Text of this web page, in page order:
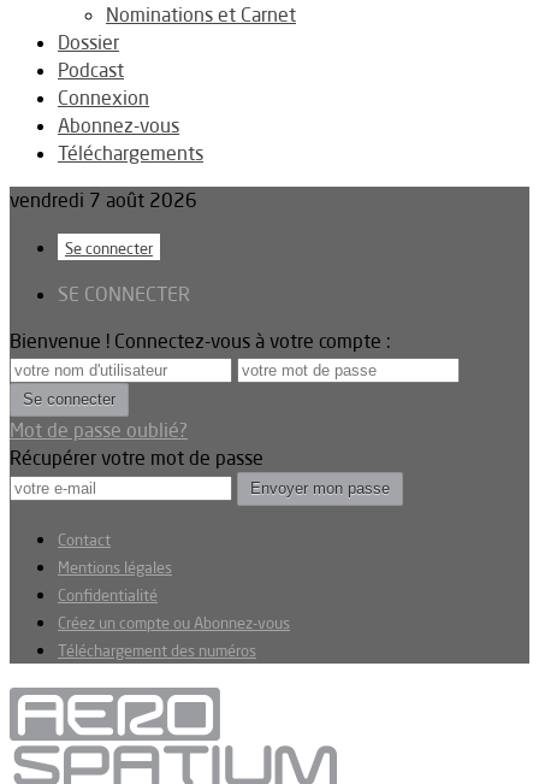
Nominations et Carnet
Dossier
Podcast
Connexion
Abonnez-vous
Téléchargements
vendredi 7 août 2026
Se connecter
SE CONNECTER
Bienvenue ! Connectez-vous à votre compte :
Mot de passe oublié?
Récupérer votre mot de passe
Contact
Mentions légales
Confidentialité
Créez un compte ou Abonnez-vous
Téléchargement des numéros